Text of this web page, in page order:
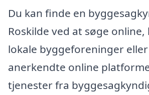
Du kan finde en
Roskilde ved at søge
lokale byggeforeninger
anerkendte online
tjenester fra